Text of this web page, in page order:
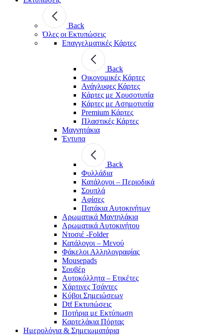
Back
Όλες οι Εκτυπώσεις
Επαγγελματικές Κάρτες
Back
Οικονομικές Κάρτες
Ανάγλυφες Κάρτες
Κάρτες με Χρυσοτυπία
Κάρτες με Ασημοτυπία
Premium Κάρτες
Πλαστικές Κάρτες
Μαγνητάκια
Έντυπα
Back
Φυλλάδια
Κατάλογοι – Περιοδικά
Σουπλά
Αφίσες
Πατάκια Αυτοκινήτων
Αρωματικά Μαντηλάκια
Αρωματικά Αυτοκινήτου
Ντοσιέ -Folder
Κατάλογοι – Μενού
Φάκελοι Αλληλογραφίας
Mousepads
Σουβέρ
Αυτοκόλλητα – Ετικέτες
Χάρτινες Τσάντες
Κύβοι Σημειώσεων
Dtf Εκτυπώσεις
Ποτήρια με Εκτύπωση
Καρτελάκια Πόρτας
Ημερολόγια & Σημειωματάρια